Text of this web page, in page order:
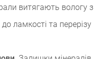
витягають вологу з
ламкості та перерізу